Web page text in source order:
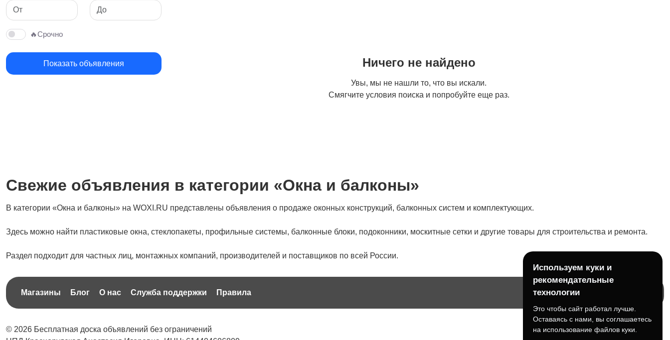
🔥Срочно
Показать объявления Ничего не найдено
Увы, мы не нашли то, что вы искали.
Смягчите условия поиска и попробуйте еще раз.
Свежие объявления в категории «Окна и балконы»
В категории «Окна и балконы» на WOXI.RU представлены объявления о продаже оконных конструкций, балконных систем и комплектующих.
Здесь можно найти пластиковые окна, стеклопакеты, профильные системы, балконные блоки, подоконники, москитные сетки и другие товары для строительства и ремонта.
Раздел подходит для частных лиц, монтажных компаний, производителей и поставщиков по всей России.
Магазины Блог О нас Служба поддержки Правила
© 2026 Бесплатная доска объявлений без ограничений
Используем куки и
рекомендательные
технологии
Это чтобы сайт работал лучше.
Оставаясь с нами, вы соглашаетесь
на использование файлов куки.